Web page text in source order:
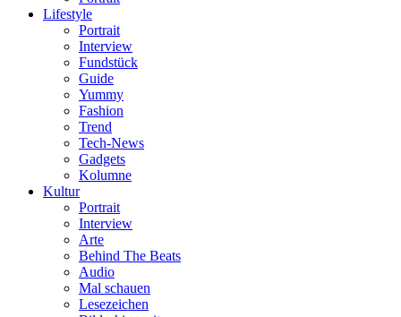
Lifestyle
Portrait
Interview
Fundstück
Guide
Yummy
Fashion
Trend
Tech-News
Gadgets
Kolumne
Kultur
Portrait
Interview
Arte
Behind The Beats
Audio
Mal schauen
Lesezeichen